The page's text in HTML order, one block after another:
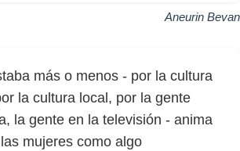
Aneurin Bevan
más o menos - por la cultura
la cultura local, por la gente
la gente en la televisión - anima
mujeres como algo